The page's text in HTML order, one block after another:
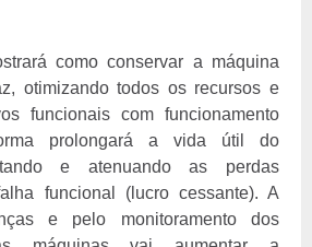
como conservar a máquina
otimizando todos os recursos e
funcionais com funcionamento
prolongará a vida útil do
e atenuando as perdas
funcional (lucro cessante). A
e pelo monitoramento dos